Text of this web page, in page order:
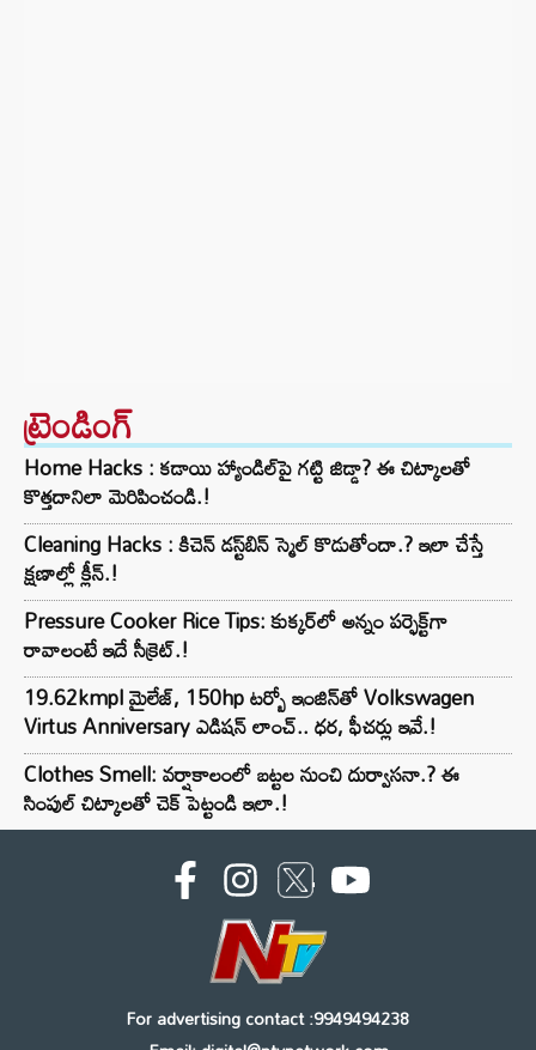
ట్రెండింగ్‌
Home Hacks : కడాయి హ్యాండిల్‌పై గట్టి జిడ్డా? ఈ చిట్కాలతో
కొత్తదానిలా మెరిపించండి.!
Cleaning Hacks : కిచెన్ డస్ట్‌బిన్ స్మెల్ కొడుతోందా.? ఇలా చేస్తే
క్షణాల్లో క్లీన్.!
Pressure Cooker Rice Tips: కుక్కర్‌లో అన్నం పర్ఫెక్ట్‌గా
రావాలంటే ఇదే సీక్రెట్.!
19.62kmpl మైలేజ్, 150hp టర్బో ఇంజిన్‌తో Volkswagen
Virtus Anniversary ఎడిషన్ లాంచ్.. ధర, ఫీచర్లు ఇవే.!
Clothes Smell: వర్షాకాలంలో బట్టల నుంచి దుర్వాసనా.? ఈ
సింపుల్ చిట్కాలతో చెక్ పెట్టండి ఇలా.!
For advertising contact :9949494238